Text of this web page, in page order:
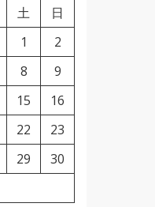
土
日
1
2
8
9
15
16
22
23
29
30